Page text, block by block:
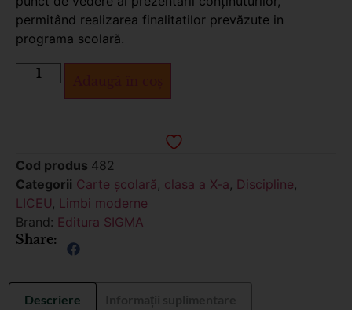
permitând realizarea finalitatilor prevăzute in
programa scolară.
Cod produs 482
Categorii Carte școlară, clasa a X-a, Discipline,
LICEU, Limbi moderne
Brand: Editura SIGMA
Share:
Descriere